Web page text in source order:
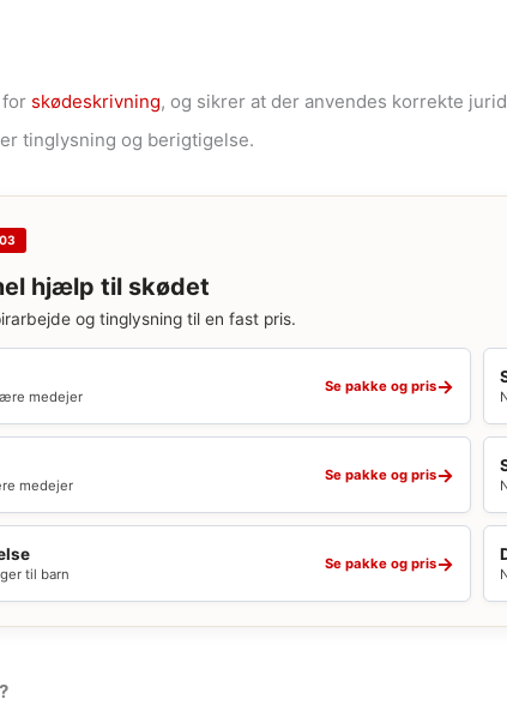
skødeskrivning, og sikrer at der anvendes korrekte
tinglysning og berigtigelse.
hjælp til skødet
og tinglysning til en fast pris.
medejer
Se pakke og pris→
medejer
Se pakke og pris→
til barn
Se pakke og pris→